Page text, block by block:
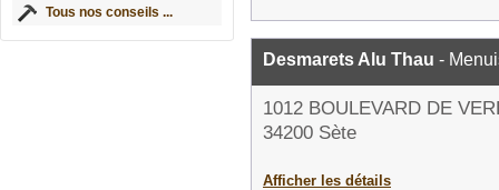
Tous nos conseils ...
Desmarets Alu Thau -
1012 BOULEVARD DE
34200 Sète
Afficher les détails